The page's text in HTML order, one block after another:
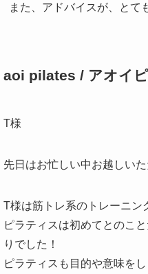
また、アドバイスが、とて
aoi pilates / アオイ
T様
先日はお忙しい中お越しい
T様は筋トレ系のトレーニ
ピラティスは初めてとのこ
りでした！
ピラティスも目的や意味を